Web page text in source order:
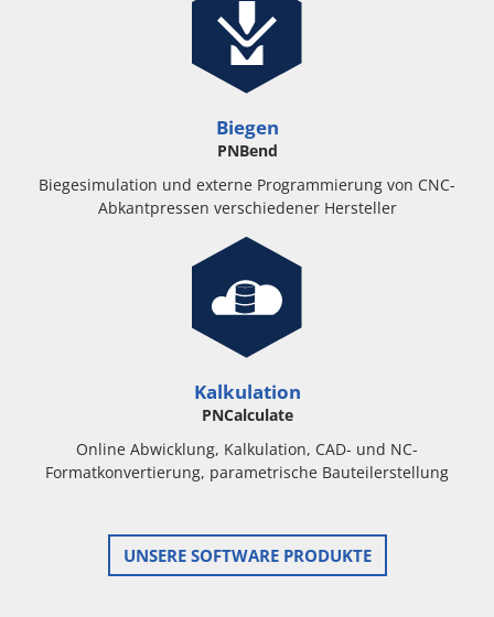
Biegen
PNBend
Biegesimulation und externe Programmierung von CNC-
Abkantpressen verschiedener Hersteller
Kalkulation
PNCalculate
Online Abwicklung, Kalkulation, CAD- und NC-
Formatkonvertierung, parametrische Bauteilerstellung
UNSERE SOFTWARE PRODUKTE